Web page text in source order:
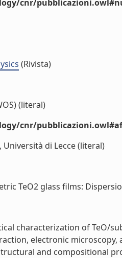
cnr/
(Rivista)
(literal)
cnr/
Università di Lecce (literal)
TeO2 glass films:
characterization of TeO/
electronic
and compositional